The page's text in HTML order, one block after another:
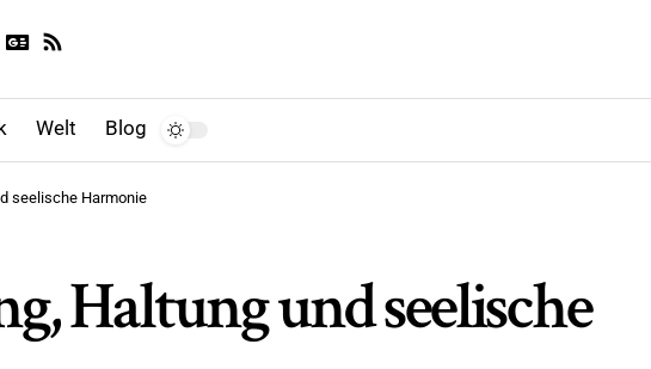
Welt Blog
seelische Harmonie
Haltung und seelische